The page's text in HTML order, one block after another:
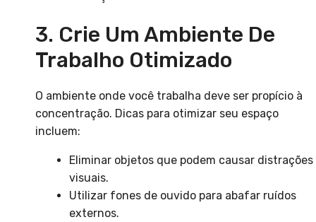
3. Crie Um Ambiente De
Trabalho Otimizado
O ambiente onde você trabalha deve ser propício à
concentração. Dicas para otimizar seu espaço
incluem:
Eliminar objetos que podem causar distrações
visuais.
Utilizar fones de ouvido para abafar ruídos
externos.